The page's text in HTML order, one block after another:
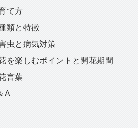
て方
類と特徴
虫と病気対策
を楽しむポイントと開花期間
言葉
A